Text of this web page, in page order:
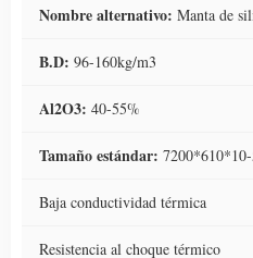
Nombre alternativo: Manta de
B.D: 96-160kg/m3
Al2O3: 40-55%
Tamaño estándar:
Baja conductividad térmica
Resistencia al choque térmico